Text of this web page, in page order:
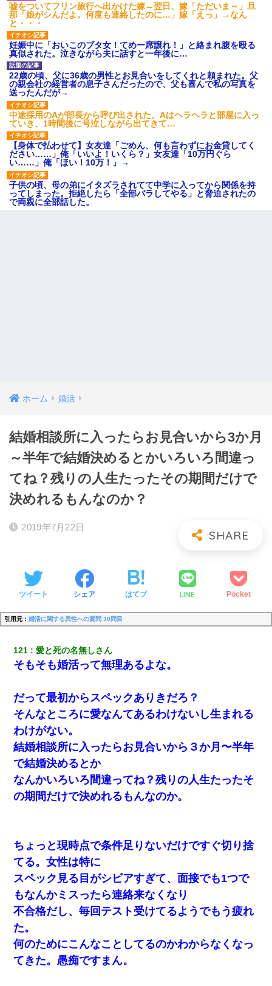
嘘をついてフリン旅行へ出かけた嫁→翌日、嫁「ただいま～」旦
那「娘がシんだよ。何度も連絡したのに…」嫁「えっ」→なん
と・・・
妊娠中に「おいこのブタ女！てめー席譲れ！」と絡まれ腹を殴る
真似された。泣きながら夫に話すと一年後に…
22歳の頃、父に36歳の男性とお見合いをしてくれと頼まれた。父
の親会社の経営者の息子さんだったので、父も喜んで私の写真を
送ったんだが→
中途採用のAが部長から呼び出された。Aはヘラヘラと部屋に入っ
ていき、1時間後に号泣しながら出てきて…
【身体で払わせて】女友達「ごめん、何も言わずにお金貸してく
ださい……」俺「いいよ！いくら？」女友達「10万円ぐら
い……」俺「ほい！10万！」→
子供の頃、母の弟にイタズラされてて中学に入ってから関係を持
ってしまった。拒絶したら「全部バラしてやる」と脅迫されたの
で両親に全部話した。
ホーム 婚活
結婚相談所に入ったらお見合いから3か月
～半年で結婚決めるとかいろいろ間違っ
てね？残りの人生たったその期間だけで
決めれるもんなのか？
2019年7月22日
ツイート シェア はてブ LINE Pocket
引用元： 婚活に関する異性への質問 30問目
121 愛と死の名無しさん
そもそも婚活って無理あるよな。
だって最初からスペックありきだろ？
そんなところに愛なんてあるわけないし生まれる
わけがない。
結婚相談所に入ったらお見合いから３か月〜半年
で結婚決めるとか
なんかいろいろ間違ってね？残りの人生たったそ
の期間だけで決めれるもんなのか。
ちょっと現時点で条件足りないだけですぐ切り捨
てる。女性は特に
スペック見る目がシビアすぎて、面接でも1つで
もなんかミスったら連絡来なくなり
不合格だし、毎回テスト受けてるようでもう疲れ
た。
何のためにこんなことしてるのかわからなくなっ
てきた。愚痴ですまん。